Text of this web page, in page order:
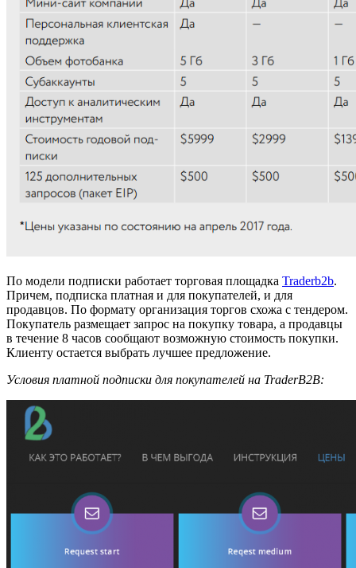
По модели подписки работает торговая площадка Traderb2b.
Причем, подписка платная и для покупателей, и для
продавцов. По формату организация торгов схожа с тендером.
Покупатель размещает запрос на покупку товара, а продавцы
в течение 8 часов сообщают возможную стоимость покупки.
Клиенту остается выбрать лучшее предложение.
Условия платной подписки для покупателей на TraderB2B: